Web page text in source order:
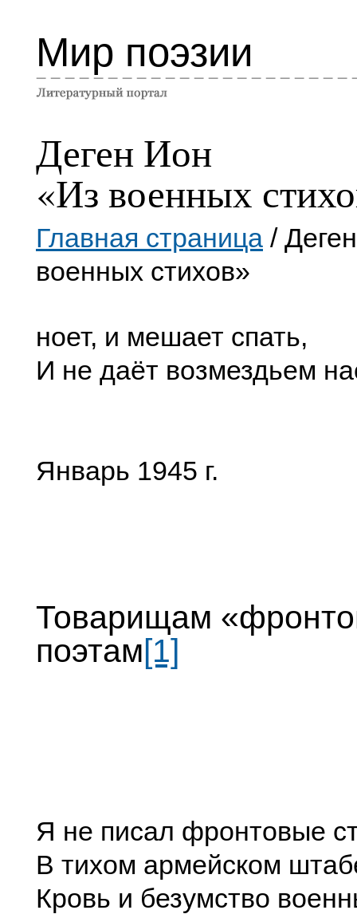
Мир поэзии
Деген Ион
«Из военных
Главная страница /
военных стихов»
ноет, и мешает спать,
И не даёт возмездьем
Январь 1945 г.
Товарищам
поэтам[1]
Я не писал фронтовые
В тихом армейском
Кровь и безумство